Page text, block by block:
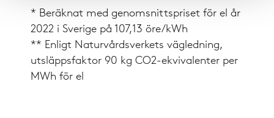
* Beräknat med genomsnittspriset för el år
2022 i Sverige på 107,13 öre/kWh
** Enligt Naturvårdsverkets vägledning,
utsläppsfaktor 90 kg CO2-ekvivalenter per
MWh för el